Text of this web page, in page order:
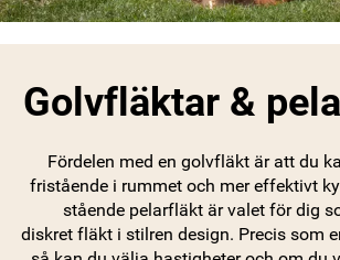
Golvfläktar &
Fördelen med en golvfläkt är att du
fristående i rummet och mer effektivt
stående pelarfläkt är valet för dig
diskret fläkt i stilren design. Precis som